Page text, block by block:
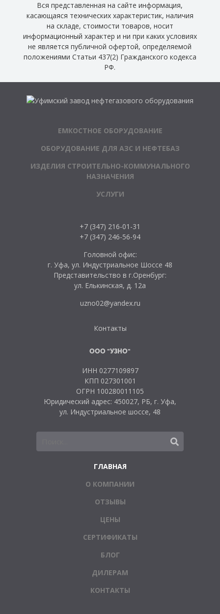
Вся представленная на сайте информация,
касающаяся технических характеристик, наличия
на складе, стоимости товаров, носит
информационный характер и ни при каких условиях
не является публичной офертой, определяемой
положениями Статьи 437(2) Гражданского кодекса
РФ.
ЕМКОСТНОЕ ОБОРУДОВАНИЕ
ОБОРУДОВАНИЕ ДЛЯ АЗС И НЕФТЕБАЗ
ИЗДЕЛИЯ СТРОИТЕЛЬНО-КОММУНАЛЬНОГО
НАЗНАЧЕНИЯ
УСЛУГИ
+7 (347) 216-01-31
+7 (347) 246-56-94
Головной офис:
г. Уфа, ул. Индустриальное Шоссе 48
Представительство в г.Оренбург:
ул. Елькинская, д. 12а
uzno02@yandex.ru
Контакты
ООО "УЗНО"
ИНН 0277109897
КПП 027301001
ОГРН 100280011105
Юридический адрес: 450027, РБ, г. Уфа,
ул. Индустриальное шоссе, 48
ГЛАВНАЯ
О КОМПАНИИ
ОТЗЫВЫ
ЦЕНЫ
СЕРТИФИКАТЫ
БЛОГ
ДИЛЕРАМ
КОНТАКТЫ